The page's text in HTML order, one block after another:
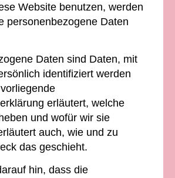
Website benutzen, werden
personenbezogene Daten
Daten sind Daten, mit
identifiziert werden
erläutert, welche
und wofür wir sie
auch, wie und zu
das geschieht.
hin, dass die